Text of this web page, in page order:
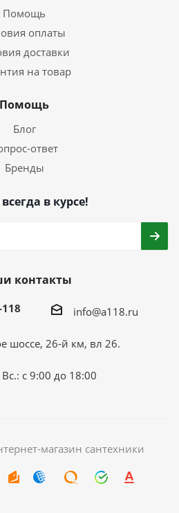
Помощь
оплаты
доставки
на товар
Помощь
Блог
ответ
Бренды
в курсе!
контакты
info@a118.ru
шоссе, 26-й км, вл 26.
с 9:00 до 18:00
магазин сантехники